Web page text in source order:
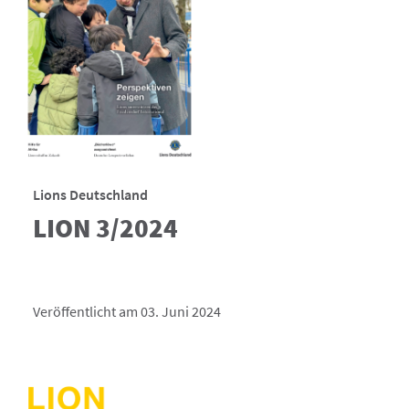
Lions Deutschland
LION 3/2024
Veröffentlicht am 03. Juni 2024